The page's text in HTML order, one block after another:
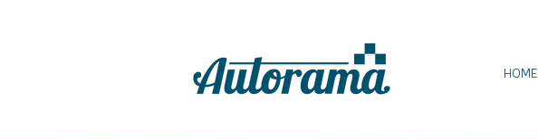
HOME